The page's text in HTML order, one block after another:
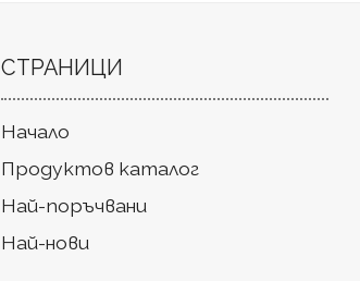
СТРАНИЦИ
Начало
Продуктов каталог
Най-поръчвани
Най-нови